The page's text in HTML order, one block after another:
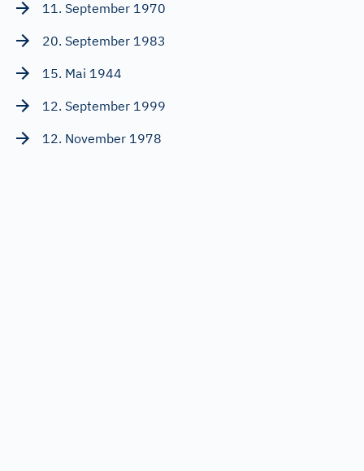
11. September 1970
20. September 1983
15. Mai 1944
12. September 1999
12. November 1978